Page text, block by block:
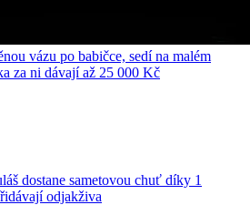
vázu po babičce, sedí na malém
za ni dávají až 25 000 Kč
dostane sametovou chuť díky 1
odjakživa